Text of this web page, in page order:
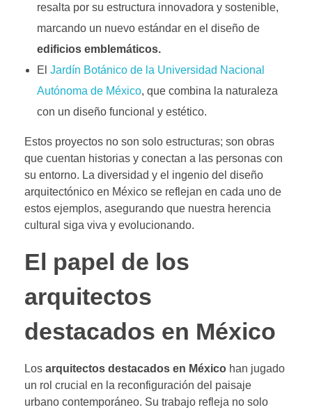
resalta por su estructura innovadora y sostenible,
marcando un nuevo estándar en el diseño de
edificios emblemáticos.
El Jardín Botánico de la Universidad Nacional
Autónoma de México, que combina la naturaleza
con un diseño funcional y estético.
Estos proyectos no son solo estructuras; son obras
que cuentan historias y conectan a las personas con
su entorno. La diversidad y el ingenio del diseño
arquitectónico en México se reflejan en cada uno de
estos ejemplos, asegurando que nuestra herencia
cultural siga viva y evolucionando.
El papel de los
arquitectos
destacados en México
Los arquitectos destacados en México han jugado
un rol crucial en la reconfiguración del paisaje
urbano contemporáneo. Su trabajo refleja no solo